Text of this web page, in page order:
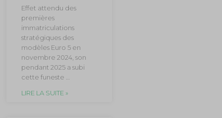
Effet attendu des
premières
immatriculations
stratégiques des
modèles Euro 5 en
novembre 2024, son
pendant 2025 a subi
cette funeste …
LIRE LA SUITE »